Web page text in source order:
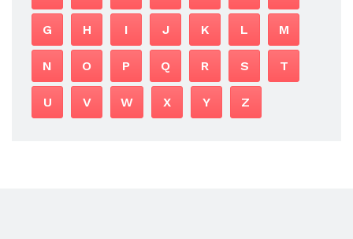
G H I J K L M
N O P Q R S T
U V W X Y Z